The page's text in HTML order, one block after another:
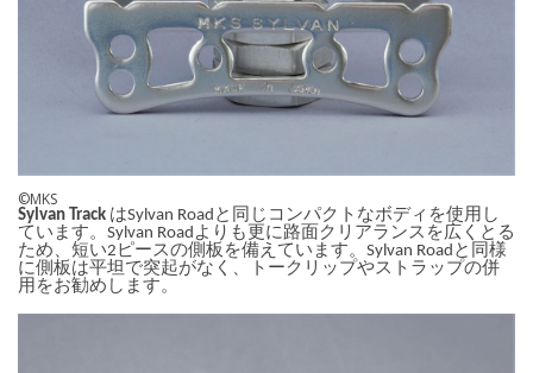
©MKS
Sylvan Track はSylvan Roadと同じコンパクトなボディを使用し
ています。Sylvan Roadよりも更に路面クリアランスを広くとる
ため、短い2ピースの側板を備えています。Sylvan Roadと同様
に側板は平坦で突起がなく、トークリップやストラップの併
用をお勧めします。